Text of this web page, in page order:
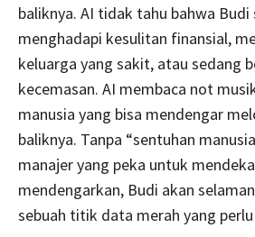
baliknya. AI tidak tahu bahwa Budi
menghadapi kesulitan finansial,
keluarga yang sakit, atau sedang
kecemasan. AI membaca not
manusia yang bisa mendengar
baliknya. Tanpa “sentuhan
manajer yang peka untuk
mendengarkan, Budi akan
sebuah titik data merah yang